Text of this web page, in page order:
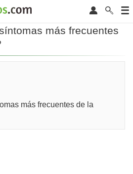
más frecuentes
más frecuentes de la